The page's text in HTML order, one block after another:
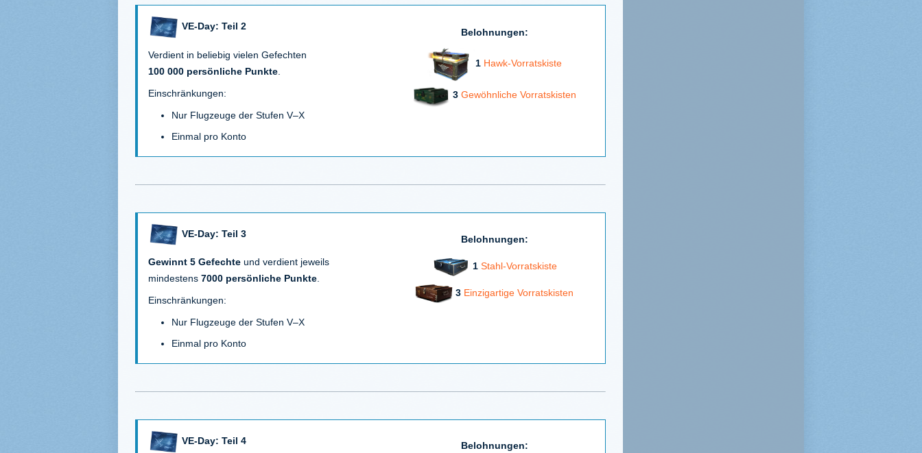
VE-Day: Teil 2
Belohnungen:
1 Hawk-Vorratskiste
3 Gewöhnliche Vorratskisten
Verdient in beliebig vielen Gefechten
100 000 persönliche Punkte
Einschränkungen:
Nur Flugzeuge der Stufen V–X
Einmal pro Konto
VE-Day: Teil 3
Belohnungen:
1 Stahl-Vorratskiste
3 Einzigartige Vorratskisten
Gewinnt 5 Gefechte und verdient jeweils
mindestens 7000 persönliche Punkte.
Einschränkungen:
Nur Flugzeuge der Stufen V–X
Einmal pro Konto
VE-Day: Teil 4 Belohnungen: